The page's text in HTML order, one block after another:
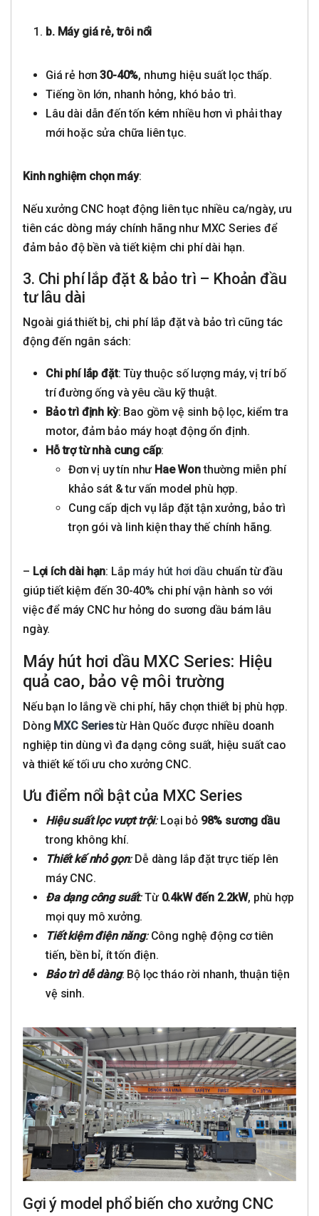
b. Máy giá rẻ, trôi nổi
Giá rẻ hơn30-40%, nhưng hiệu suất lọc thấp.
Tiếng ồn lớn, nhanh hỏng, khó bảo trì.
Lâu dài dẫn đến tốn kém nhiều hơn vì phải thay
mới hoặc sửa chữa liên tục.
Kinh nghiệm chọn máy:
Nếu xưởng CNC hoạt động liên tục nhiều ca/ngày, ưu
tiên các dòng máy chính hãng như MXC Series để
đảm bảo độ bền và tiết kiệm chi phí dài hạn.
3. Chi phí lắp đặt & bảo trì – Khoản đầu
tư lâu dài
Ngoài giá thiết bị, chi phí lắp đặt và bảo trì cũng tác
động đến ngân sách:
Chi phí lắp đặt: Tùy thuộc số lượng máy, vị trí bố
trí đường ống và yêu cầu kỹ thuật.
Bảo trì định kỳ: Bao gồm vệ sinh bộ lọc, kiểm tra
motor, đảm bảo máy hoạt động ổn định.
Hỗ trợ từ nhà cung cấp:
Đơn vị uy tín như Hae Wonthường miễn phí
khảo sát & tư vấn model phù hợp.
Cung cấp dịch vụ lắp đặt tận xưởng, bảo trì
trọn gói và linh kiện thay thế chính hãng.
– Lợi ích dài hạn: Lắp máy hút hơi dầu chuẩn từ đầu
giúp tiết kiệm đến 30-40% chi phí vận hành so với
việc để máy CNC hư hỏng do sương dầu bám lâu
ngày.
Máy hút hơi dầu MXC Series: Hiệu
quả cao, bảo vệ môi trường
Nếu bạn lo lắng về chi phí, hãy chọn thiết bị phù hợp.
Dòng MXC Seriestừ Hàn Quốc được nhiều doanh
nghiệp tin dùng vì đa dạng công suất, hiệu suất cao
và thiết kế tối ưu cho xưởng CNC.
Ưu điểm nổi bật của MXC Series
Hiệu suất lọc vượt trội:Loại bỏ 98% sương dầu
trong không khí.
Thiết kế nhỏ gọn:Dễ dàng lắp đặt trực tiếp lên
máy CNC.
Đa dạng công suất:Từ 0.4kW đến 2.2kW, phù hợp
mọi quy mô xưởng.
Tiết kiệm điện năng:Công nghệ động cơ tiên
tiến, bền bỉ, ít tốn điện.
Bảo trì dễ dàng: Bộ lọc tháo rời nhanh, thuận tiện
vệ sinh.
Gợi ý model phổ biến cho xưởng CNC